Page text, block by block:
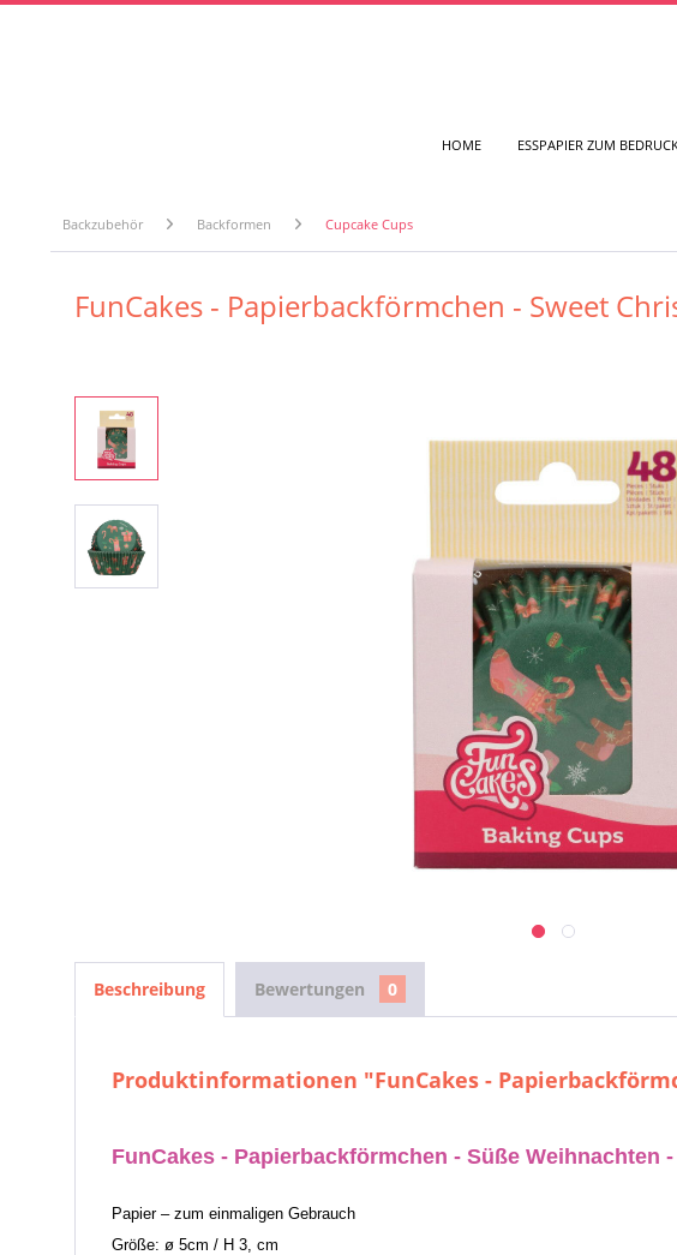
HOME ESSPAPIER ZUM
Backzubehör Backformen Cupcake Cups
FunCakes - Papierbackförmchen - Sweet
Beschreibung Bewertungen 0
Produktinformationen "FunCakes -
FunCakes - Papierbackförmchen - Süße Weihnachten -
Papier – zum einmaligen Gebrauch
Größe: ø 5cm / H 3, cm